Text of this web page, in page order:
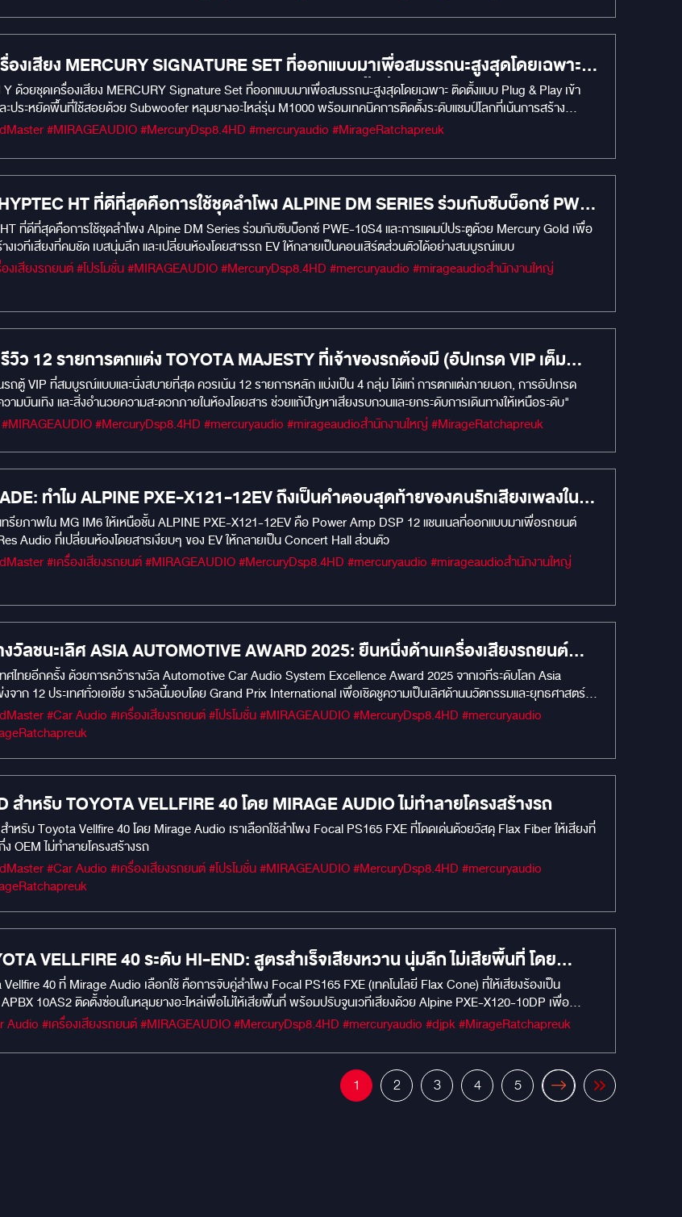
และเก็บเสียงห้องโดยสาร อันดับที่ ชุดเครื่องเสียงมหัศจรรย์กับ SUBBOX มหัศจรรย์ยอดนิยม MERCURY DSP 8.4 HD
ช้ระบบคอมจูนเสียงปรับแต่ง ติดตั้งซ่อนใต้เบาะไม่เปลืองเนื้อที่ ลำโพงคู่หน้า MERCURY R62 ลำโพงรุ่นใหญ่ระดับงานแข่งขัน
50 Hz to 22 kHz Sensitivity : 90 DB Impedence : 4 Ohm Rated Power : 30W Max Power : 120W Strontium
magnet Frequency Response : 68-22000Hz Crossover network unite : 3.5KHz,12dB/oct Sensitivity :
: 30W Max.power : 120W Aluminum Casing Silk Dome Tweeter : 29 mm Black woven paper cone with
พงคู่หลัง MERCURY CE-165 2-Ways Component Speaker 6.5inch black PP with Mica Cone With Rubber
Crossover network unit :7Khz,3dB/OCT Sensitivity : 89dB/w/m Impedance : 4Q Rated Power : 40w
ะ เพื่อเวทีเสียงที่สมบูรณ์แบบที่สุด
งเสียง MERCURY SIGNATURE SET ที่ออกแบบมาเพื่อสมรรถนะสูงสุดโดยเฉพาะ
เข้าช่องเดิม 100% ไม่กระทบประกันรถและประหยัดพื้นที่ใช้สอยด้วย SUBWOOFER
พร้อมเทคนิคการติดตั้งระดับแชมป์โลกที่เน้นการสร้าง ACOUSTIC ROOM ด้วยแผ่น
ด้วยชุดเครื่องเสียง MERCURY Signature Set ที่ออกแบบมาเพื่อสมรรถนะสูงสุดโดยเฉพาะ ติดตั้งแบบ Plug & Play เข้า
ะประหยัดพื้นที่ใช้สอยด้วย Subwoofer หลุมยางอะไหล่รุ่น M1000 พร้อมเทคนิคการติดตั้งระดับแชมป์โลกที่เน้นการสร้าง
GOLD เพื่อความเงียบและมิติเสียงที่เหนือกว่า
#MIRAGEM1 #WillyMirageSoundMaster #MIRAGEAUDIO #MercuryDsp8.4HD #mercuryaudio #MirageRatchapreuk
HT ที่ดีที่สุดคือการใช้ชุดลำโพง ALPINE DM SERIES ร่วมกับซับบ็อกซ์ PWE-
วย MERCURY GOLD
ที่ดีที่สุดคือการใช้ชุดลำโพง Alpine DM Series ร่วมกับซับบ็อกซ์ PWE-10S4 และการแดมป์ประตูด้วย Mercury Gold เพื่อ
เวทีเสียงที่คมชัด เบสนุ่มลึก และเปลี่ยนห้องโดยสารรถ EV ให้กลายเป็นคอนเสิร์ตส่วนตัวได้อย่างสมบูรณ์แบบ
ว 12 รายการตกแต่ง TOYOTA MAJESTY ที่เจ้าของรถต้องมี (อัปเกรด VIP เต็ม
ถตู้ VIP ที่สมบูรณ์แบบและนั่งสบายที่สุด ควรเน้น 12 รายการหลัก แบ่งเป็น 4 กลุ่ม ได้แก่ การตกแต่งภายนอก, การอัปเกรด
วามบันเทิง และสิ่งอำนวยความสะดวกภายในห้องโดยสาร ช่วยแก้ปัญหาเสียงรบกวนและยกระดับการเดินทางให้เหนือระดับ"
#MIRAGEM1 #เครื่องเสียงรถยนต์ #MIRAGEAUDIO #MercuryDsp8.4HD #mercuryaudio #mirageaudioสำนักงานใหญ่ #MirageRatchapreuk
ทำไม ALPINE PXE-X121-12EV ถึงเป็นคำตอบสุดท้ายของคนรักเสียงเพลงในรถ
ยภาพใน MG IM6 ให้เหนือชั้น ALPINE PXE-X121-12EV คือ Power Amp DSP 12 แชนเนลที่ออกแบบมาเพื่อรถยนต์
Audio ที่เปลี่ยนห้องโดยสารเงียบๆ ของ EV ให้กลายเป็น Concert Hall ส่วนตัว
วัลชนะเลิศ ASIA AUTOMOTIVE AWARD 2025: ยืนหนึ่งด้านเครื่องเสียงรถยนต์
ศไทยอีกครั้ง ด้วยการคว้ารางวัล Automotive Car Audio System Excellence Award 2025 จากเวทีระดับโลก Asia
จาก 12 ประเทศทั่วเอเชีย รางวัลนี้มอบโดย Grand Prix International เพื่อเชิดชูความเป็นเลิศด้านนวัตกรรมและยุทธศาสตร์
สำนักงานใหญ่ #MirageRatchapreuk
สำหรับ TOYOTA VELLFIRE 40 โดย MIRAGE AUDIO ไม่ทำลายโครงสร้างรถ
ำหรับ Toyota Vellfire 40 โดย Mirage Audio เราเลือกใช้ลำโพง Focal PS165 FXE ที่โดดเด่นด้วยวัสดุ Flax Fiber ให้เสียงที่
OEM ไม่ทำลายโครงสร้างรถ
สำนักงานใหญ่ #MirageRatchapreuk
VELLFIRE 40 ระดับ HI-END: สูตรสำเร็จเสียงหวาน นุ่มลึก ไม่เสียพื้นที่ โดย
40 ที่ Mirage Audio เลือกใช้ คือการจับคู่ลำโพง Focal PS165 FXE (เทคโนโลยี Flax Cone) ที่ให้เสียงร้องเป็น
10AS2 ติดตั้งซ่อนในหลุมยางอะไหล่เพื่อไม่ให้เสียพื้นที่ พร้อมปรับจูนเวทีเสียงด้วย Alpine PXE-X120-10DP เพื่อ
ไม่ต้องดัดแปลงสภาพรถ
#MIRAGEM1 #Car Camera #Car Audio #เครื่องเสียงรถยนต์ #MIRAGEAUDIO #MercuryDsp8.4HD #mercuryaudio #djpk #MirageRatchapreuk
1 2 3 4 5